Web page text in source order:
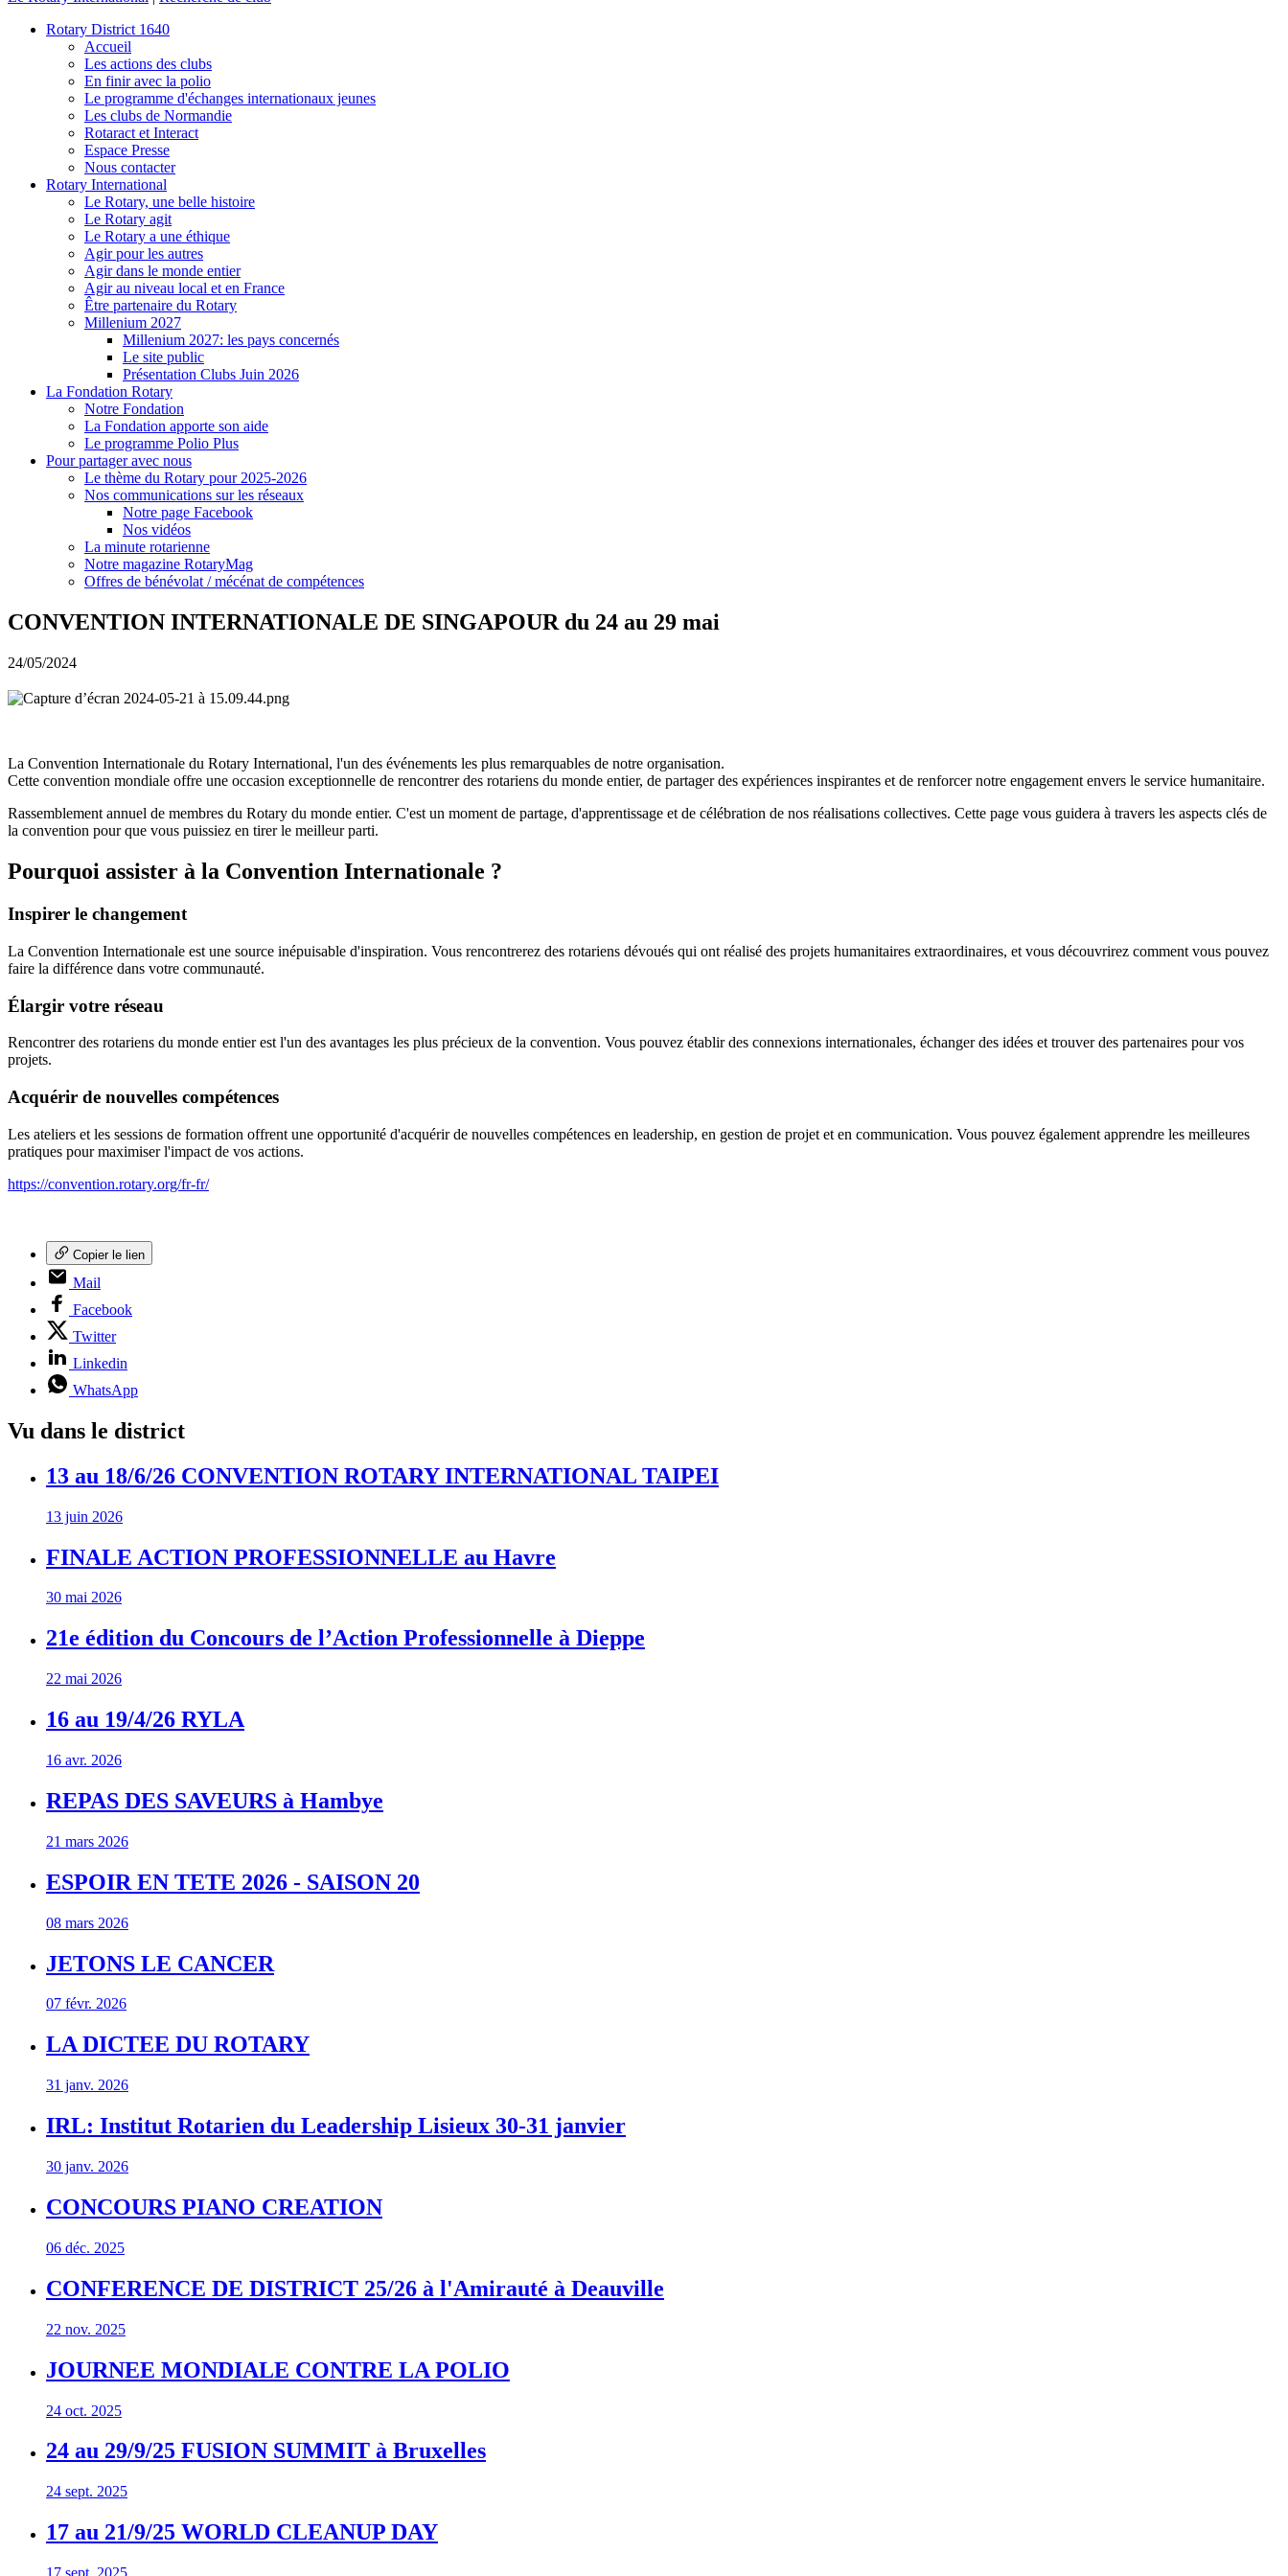
Rotary District 1640
Accueil
Les actions des clubs
En finir avec la polio
Le programme d'échanges internationaux jeunes
Les clubs de Normandie
Rotaract et Interact
Espace Presse
Nous contacter
Rotary International
Le Rotary, une belle histoire
Le Rotary agit
Le Rotary a une éthique
Agir pour les autres
Agir dans le monde entier
Agir au niveau local et en France
Être partenaire du Rotary
Millenium 2027
Millenium 2027: les pays concernés
Le site public
Présentation Clubs Juin 2026
La Fondation Rotary
Notre Fondation
La Fondation apporte son aide
Le programme Polio Plus
Pour partager avec nous
Le thème du Rotary pour 2025-2026
Nos communications sur les réseaux
Notre page Facebook
Nos vidéos
La minute rotarienne
Notre magazine RotaryMag
Offres de bénévolat / mécénat de compétences
CONVENTION INTERNATIONALE DE SINGAPOUR du 24 au 29 mai
24/05/2024
La Convention Internationale du Rotary International, l'un des événements les plus remarquables de notre organisation.
Cette convention mondiale offre une occasion exceptionnelle de rencontrer des rotariens du monde entier, de partager des expériences inspirantes et de renforcer notre engagement envers le service humanitaire.
Rassemblement annuel de membres du Rotary du monde entier. C'est un moment de partage, d'apprentissage et de célébration de nos réalisations collectives. Cette page vous guidera à travers les aspects clés de
la convention pour que vous puissiez en tirer le meilleur parti.
Pourquoi assister à la Convention Internationale ?
Inspirer le changement
La Convention Internationale est une source inépuisable d'inspiration. Vous rencontrerez des rotariens dévoués qui ont réalisé des projets humanitaires extraordinaires, et vous découvrirez comment vous pouvez
faire la différence dans votre communauté.
Élargir votre réseau
Rencontrer des rotariens du monde entier est l'un des avantages les plus précieux de la convention. Vous pouvez établir des connexions internationales, échanger des idées et trouver des partenaires pour vos
projets.
Acquérir de nouvelles compétences
Les ateliers et les sessions de formation offrent une opportunité d'acquérir de nouvelles compétences en leadership, en gestion de projet et en communication. Vous pouvez également apprendre les meilleures
pratiques pour maximiser l'impact de vos actions.
https://convention.rotary.org/fr-fr/
Copier le lien
Mail
Facebook
Twitter
Linkedin
WhatsApp
Vu dans le district
13 au 18/6/26 CONVENTION ROTARY INTERNATIONAL TAIPEI
13 juin 2026
FINALE ACTION PROFESSIONNELLE au Havre
30 mai 2026
21e édition du Concours de l’Action Professionnelle à Dieppe
22 mai 2026
16 au 19/4/26 RYLA
16 avr. 2026
REPAS DES SAVEURS à Hambye
21 mars 2026
ESPOIR EN TETE 2026 - SAISON 20
08 mars 2026
JETONS LE CANCER
07 févr. 2026
LA DICTEE DU ROTARY
31 janv. 2026
IRL: Institut Rotarien du Leadership Lisieux 30-31 janvier
30 janv. 2026
CONCOURS PIANO CREATION
06 déc. 2025
CONFERENCE DE DISTRICT 25/26 à l'Amirauté à Deauville
22 nov. 2025
JOURNEE MONDIALE CONTRE LA POLIO
24 oct. 2025
24 au 29/9/25 FUSION SUMMIT à Bruxelles
24 sept. 2025
17 au 21/9/25 WORLD CLEANUP DAY